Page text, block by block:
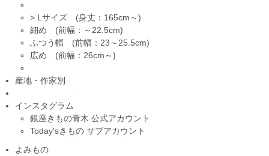
> Lサイズ (身丈：165cm～)
細め (前幅：～22.5cm)
ふつう幅 (前幅：23～25.5cm)
広め (前幅：26cm～)
産地・作家別
インスタグラム
銀座きもの青木 公式アカウント
Today'sきもの サブアカウント
よみもの